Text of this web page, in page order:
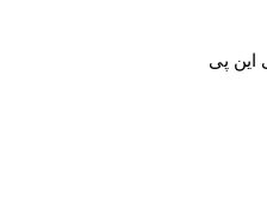
این پی